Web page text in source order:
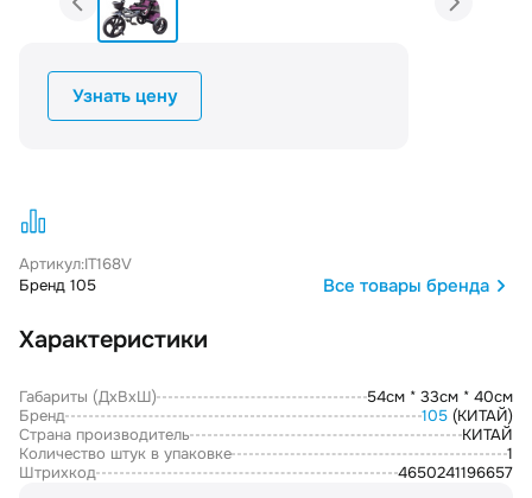
Узнать цену
Артикул:IT168V
Бренд 105
Все товары бренда
Характеристики
Габариты (ДxВxШ)
54см * 33см * 40см
Бренд
105 (КИТАЙ)
Страна производитель
КИТАЙ
Количество штук в упаковке
1
Штрихкод
4650241196657